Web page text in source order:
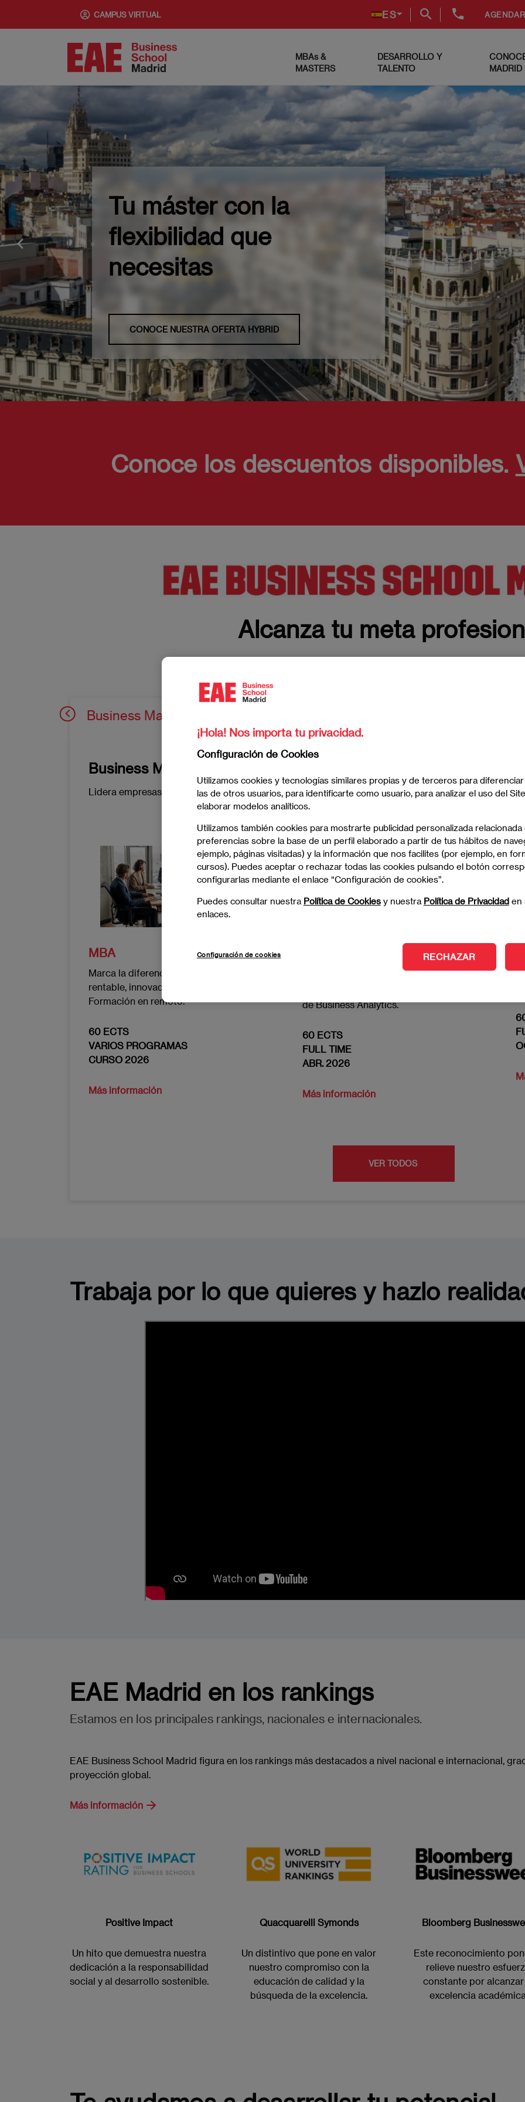
CAMPUS VIRTUAL ES
+34
91
MBAs &
MASTERS
DESARROLLO Y
TALENTO
MADRID
Tu máster con la
flexibilidad que
necesitas
CONOCE NUESTRA OFERTA HYBRID
Conoce los descuentos disponibles.
Imagen
Alcanza tu meta
Business Management
Business Management
Lidera empresas con una visión global, gana seguridad en la toma de decisiones y diseña estrategias.
Imagen
MBA
Marca la diferencia con un management
rentable, innovador y sostenible.
Formación en remoto.
60 ECTS
VARIOS PROGRAMAS
CURSO 2026
Más información
Imagen
Máster en Management +
de Business Analytics.
60 ECTS
FULL TIME
ABR. 2026
Más información
VER TODOS
Trabaja por lo que quieres y hazlo
EAE Madrid en los rankings
Estamos en los principales rankings, nacionales e internacionales.
EAE Business School Madrid figura en los rankings más destacados a nivel nacional e internacional,
proyección global.
Más información
Positive Impact
Un hito que demuestra nuestra
dedicación a la responsabilidad
social y al desarrollo sostenible.
Quacquarelli Symonds
Un distintivo que pone en valor
nuestro compromiso con la
educación de calidad y la
búsqueda de la excelencia.
Bloomberg
Este reconocimiento
relieve nuestro
constante por alcanzar
excelencia académica.
¡Hola! Nos importa tu privacidad.
Configuración de Cookies
Utilizamos cookies y tecnologías similares propias y de terceros para
las de otros usuarios, para identificarte como usuario, para analizar el uso del
elaborar modelos analíticos.
Utilizamos también cookies para mostrarte publicidad personalizada relacionada
preferencias sobre la base de un perfil elaborado a partir de tus hábitos de
ejemplo, páginas visitadas) y la información que nos facilites (por ejemplo, en
cursos). Puedes aceptar o rechazar todas las cookies pulsando el botón
configurarlas mediante el enlace “Configuración de cookies”.
Puedes consultar nuestra Política de Cookiesy nuestra Política de Privacidaden
enlaces.
Configuración de cookies RECHAZAR